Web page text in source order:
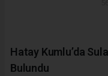
Hatay Kumlu’da
Bulundu